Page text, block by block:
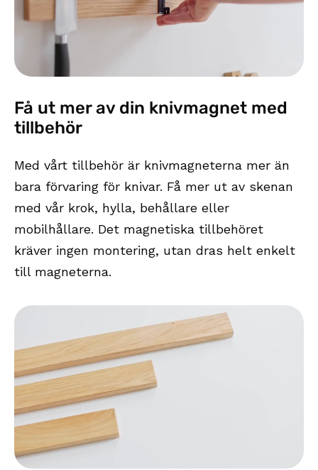
Få ut mer av din knivmagnet med
tillbehör
Med vårt tillbehör är knivmagneterna mer än
bara förvaring för knivar. Få mer ut av skenan
med vår krok, hylla, behållare eller
mobilhållare. Det magnetiska tillbehöret
kräver ingen montering, utan dras helt enkelt
till magneterna.